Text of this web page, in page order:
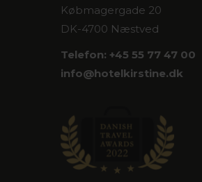
Købmagergade 20
DK-4700 Næstved
Telefon: +45 55 77 47 00
info@hotelkirstine.dk